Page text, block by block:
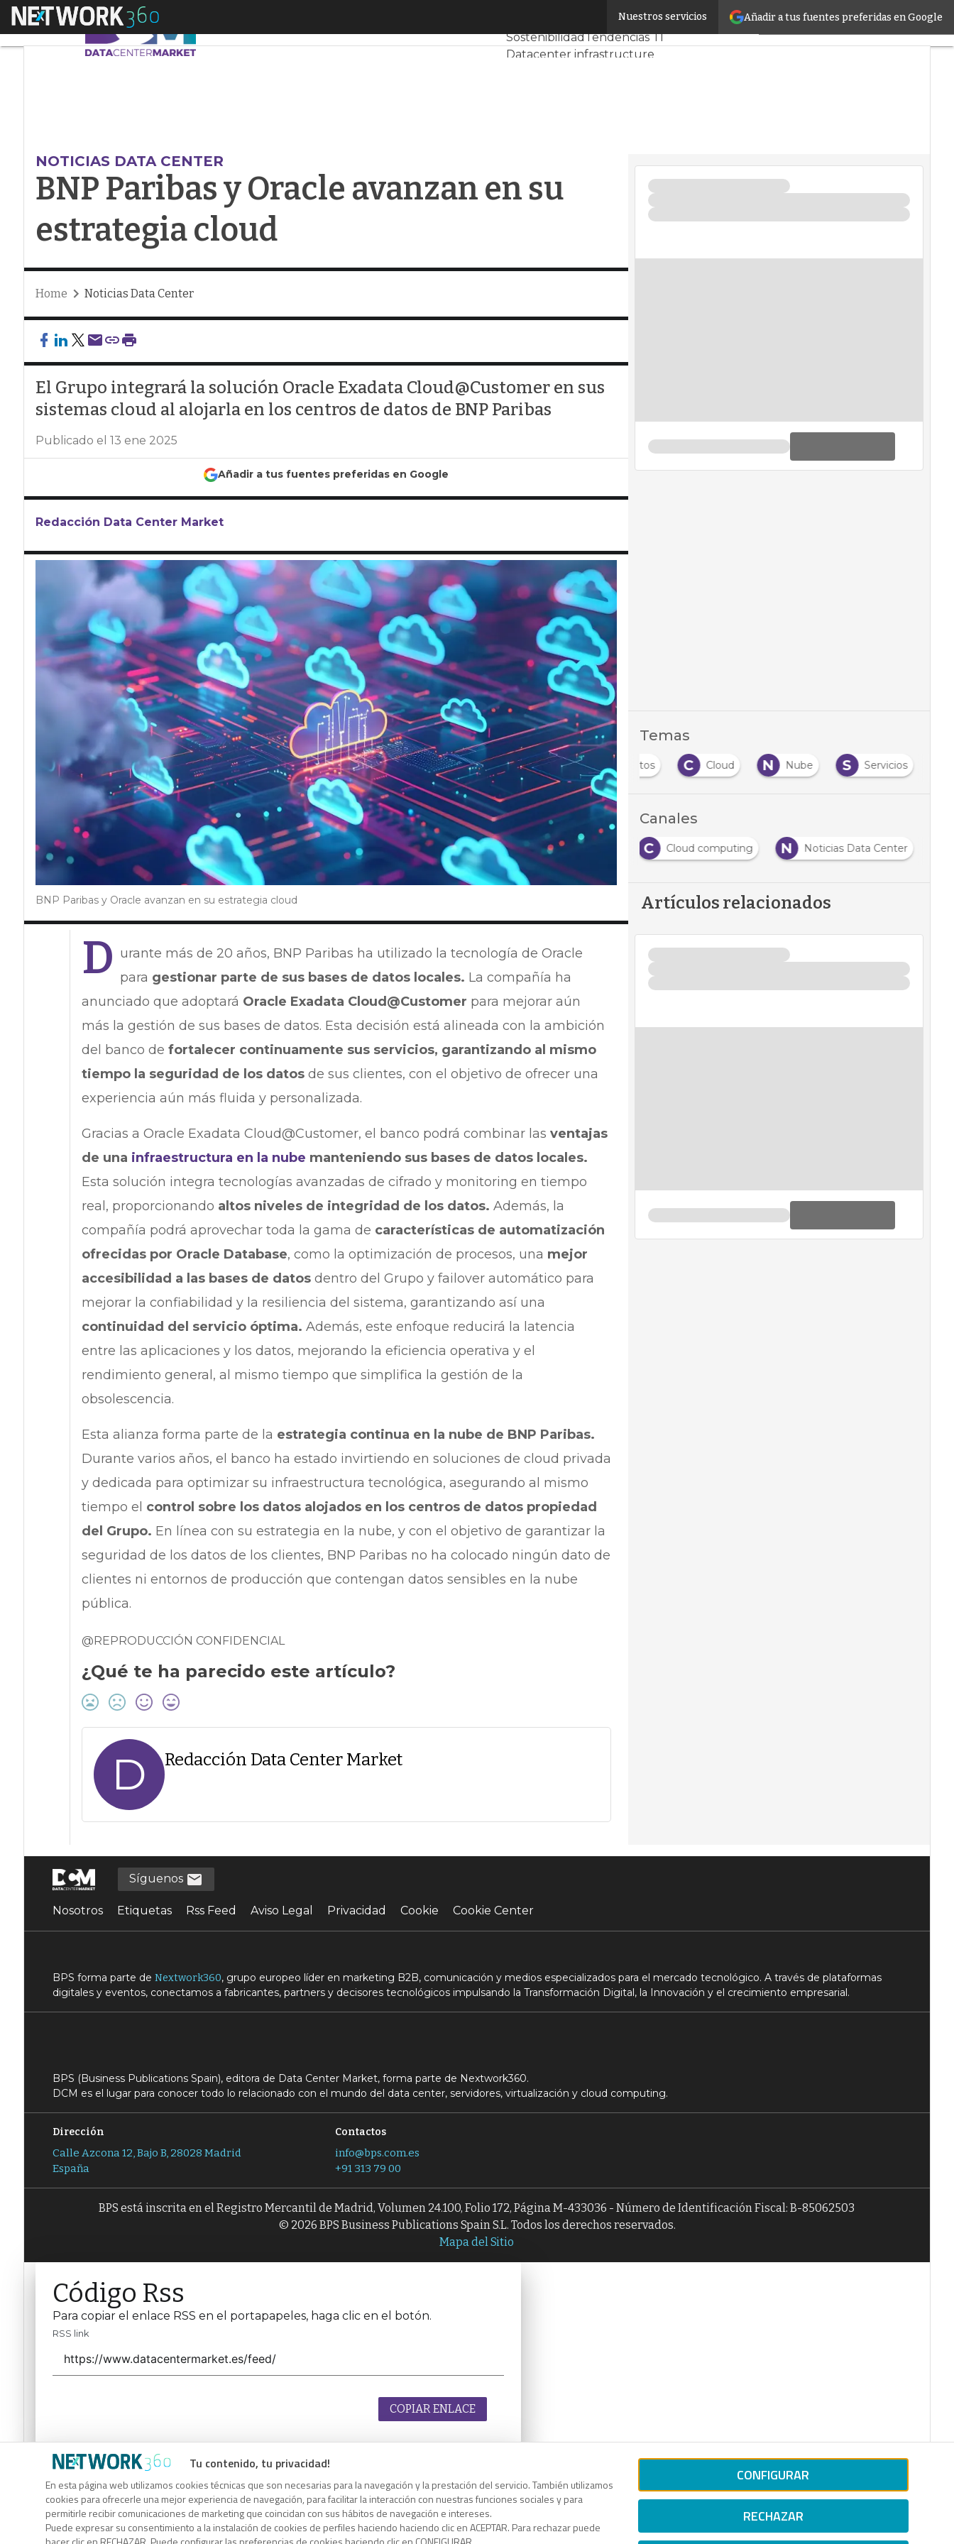
Añadir a tus fuentes preferidas en Google
Nuestros servicios
Menú Servidores CPD y MercadoProyectos
SostenibilidadTendencias TI
Datacenter infrastructure
NOTICIAS DATA CENTER
BNP Paribas y Oracle avanzan en su
estrategia cloud
Home Noticias Data Center
El Grupo integrará la solución Oracle Exadata Cloud@Customer en sus
sistemas cloud al alojarla en los centros de datos de BNP Paribas
Publicado el 13 ene 2025
Añadir a tus fuentes preferidas en Google
Redacción Data Center Market
BNP Paribas y Oracle avanzan en su estrategia cloud
D urante más de 20 años, BNP Paribas ha utilizado la tecnología de Oracle
para gestionar parte de sus bases de datos locales. La compañía ha
anunciado que adoptará Oracle Exadata Cloud@Customer para mejorar aún
más la gestión de sus bases de datos. Esta decisión está alineada con la ambición
del banco de fortalecer continuamente sus servicios, garantizando al mismo
tiempo la seguridad de los datosde sus clientes, con el objetivo de ofrecer una
experiencia aún más fluida y personalizada.
Gracias a Oracle Exadata Cloud@Customer, el banco podrá combinar las ventajas
de una infraestructura en la nube manteniendo sus bases de datos locales.
Esta solución integra tecnologías avanzadas de cifrado y monitoring en tiempo
real, proporcionando altos niveles de integridad de los datos. Además, la
compañía podrá aprovechar toda la gama de características de automatización
ofrecidas por Oracle Database, como la optimización de procesos, una mejor
accesibilidad a las bases de datos dentro del Grupo y failover automático para
mejorar la confiabilidad y la resiliencia del sistema, garantizando así una
continuidad del servicio óptima. Además, este enfoque reducirá la latencia
entre las aplicaciones y los datos, mejorando la eficiencia operativa y el
rendimiento general, al mismo tiempo que simplifica la gestión de la
obsolescencia.
Esta alianza forma parte de la estrategia continua en la nube de BNP Paribas.
Durante varios años, el banco ha estado invirtiendo en soluciones de cloud privada
y dedicada para optimizar su infraestructura tecnológica, asegurando al mismo
tiempo el control sobre los datos alojados en los centros de datos propiedad
del Grupo. En línea con su estrategia en la nube, y con el objetivo de garantizar la
seguridad de los datos de los clientes, BNP Paribas no ha colocado ningún dato de
clientes ni entornos de producción que contengan datos sensibles en la nube
pública.
@REPRODUCCIÓN CONFIDENCIAL
¿Qué te ha parecido este artículo?
D Redacción Data Center Market
Temas
Centros de datos C Cloud N Nube S Servicios
Canales
C
Cloud computing N Noticias Data Center
Artículos relacionados
Tu contenido, tu privacidad!
En esta página web utilizamos cookies técnicas que son necesarias para la navegación y la prestación del servicio. También utilizamos
cookies para ofrecerle una mejor experiencia de navegación, para facilitar la interacción con nuestras funciones sociales y para
permitirle recibir comunicaciones de marketing que coincidan con sus hábitos de navegación e intereses.
Puede expresar su consentimiento a la instalación de cookies de perfiles haciendo haciendo clic en ACEPTAR. Para rechazar puede
CONFIGURAR
RECHAZAR
Síguenos
Nosotros Etiquetas Rss Feed Aviso Legal Privacidad Cookie Cookie Center
BPS forma parte de Nextwork360, grupo europeo líder en marketing B2B, comunicación y medios especializados para el mercado tecnológico. A través de plataformas
digitales y eventos, conectamos a fabricantes, partners y decisores tecnológicos impulsando la Transformación Digital, la Innovación y el crecimiento empresarial.
BPS (Business Publications Spain), editora de Data Center Market, forma parte de Nextwork360.
DCM es el lugar para conocer todo lo relacionado con el mundo del data center, servidores, virtualización y cloud computing.
Dirección
Calle Azcona 12, Bajo B, 28028 Madrid
España
Contactos
info@bps.com.es
+91 313 79 00
BPS está inscrita en el Registro Mercantil de Madrid, Volumen 24.100, Folio 172, Página M-433036 - Número de Identificación Fiscal: B-85062503
© 2026 BPS Business Publications Spain S.L. Todos los derechos reservados.
Mapa del Sitio
Código Rss
Para copiar el enlace RSS en el portapapeles, haga clic en el botón.
RSS link
COPIAR ENLACE
Código Rss
Para copiar el enlace RSS en el portapapeles, haga clic en el botón.
RSS link